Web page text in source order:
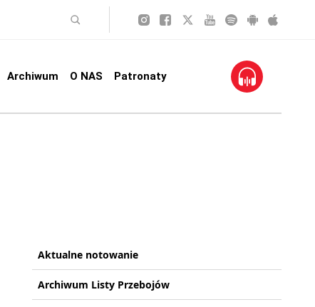
Archiwum O NAS Patronaty
Aktualne notowanie
Archiwum Listy Przebojów